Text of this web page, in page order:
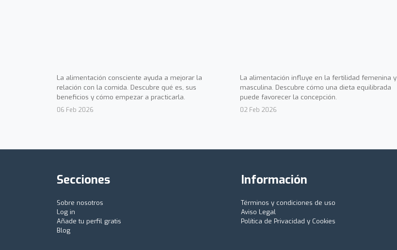
La alimentación consciente ayuda a mejorar la
relación con la comida. Descubre qué es, sus
beneficios y cómo empezar a practicarla.
06 Feb 2026
La alimentación influye en la fertilidad femenina y
masculina. Descubre cómo una dieta equilibrada
puede favorecer la concepción.
02 Feb 2026
Secciones
Sobre nosotros
Log in
Añade tu perfil gratis
Blog
Información
Términos y condiciones de uso
Aviso Legal
Política de Privacidad y Cookies